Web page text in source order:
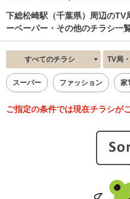
下総松崎駅（千葉県）周辺のTV
ーペーパー・その他のチラシ一
すべてのチラシ TV局・新
スーパー ファッション 家
ご指定の条件では現在チラシが